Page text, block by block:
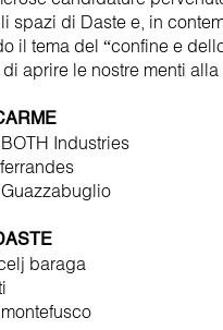
spazi di Daste e, in
il tema del “confine e
aprire le nostre menti
Industries
baraga